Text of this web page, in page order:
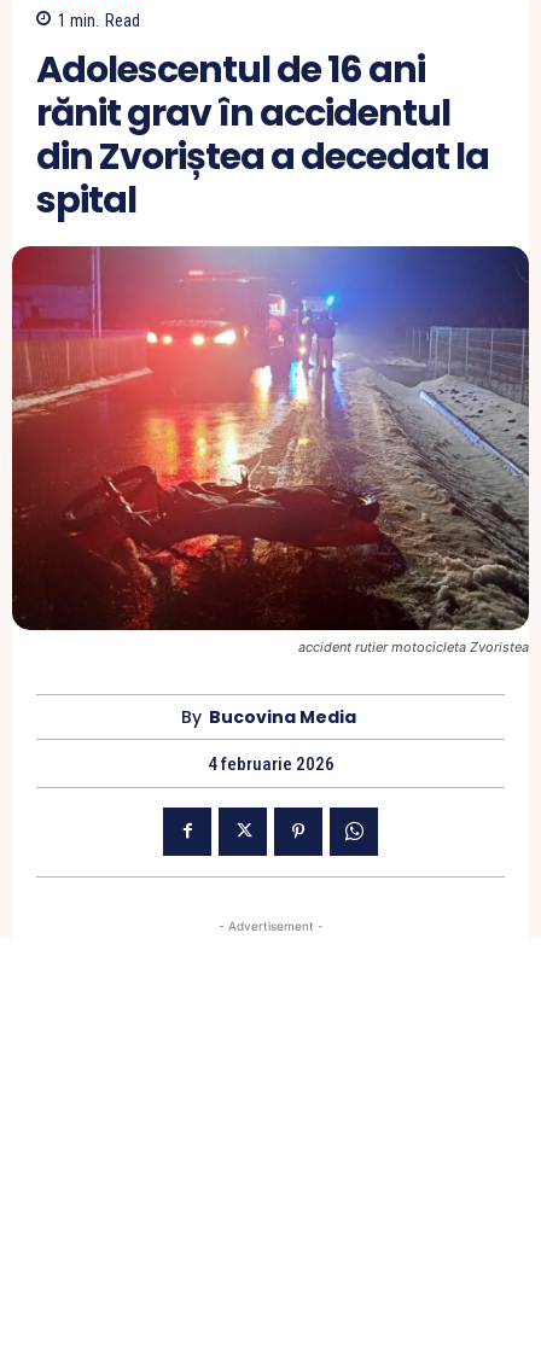
1 min. Read
Adolescentul de 16 ani
rănit grav în accidentul
din Zvoriștea a decedat la
spital
accident rutier motocicleta Zvoristea
By Bucovina Media
4 februarie 2026
- Advertisement -